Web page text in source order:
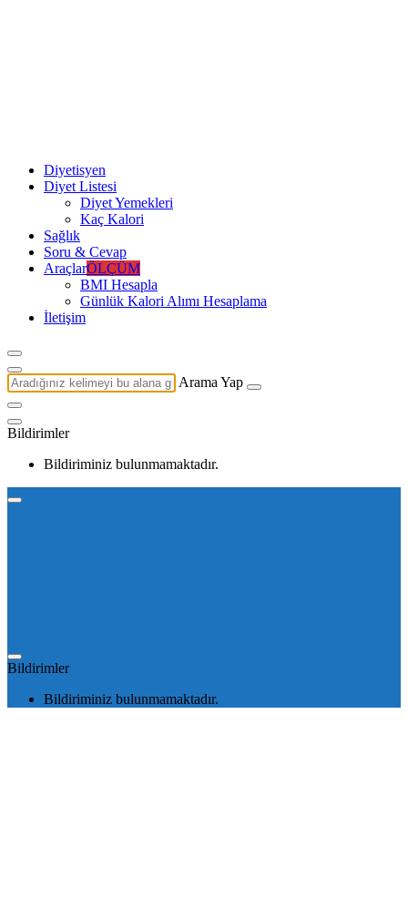
Diyetisyen
Diyet Listesi
Diyet Yemekleri
Kaç Kalori
Sağlık
Soru & Cevap
AraçlarÖLÇÜM
BMI Hesapla
Günlük Kalori Alımı Hesaplama
İletişim
Arama Yap
Bildirimler
Bildiriminiz bulunmamaktadır.
Bildirimler
Bildiriminiz bulunmamaktadır.